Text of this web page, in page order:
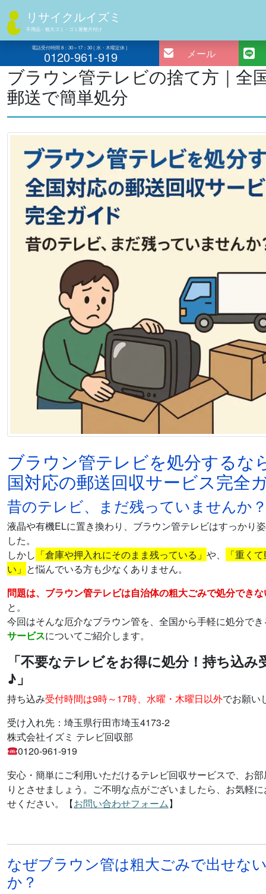
ン
テ
ツ
へ
ス
キ
ッ
プ
リサイクルイズミ
不用品・粗大ゴミ・ゴミ屋敷片付け
電話受付時間 8：30～17：30 ( 水・木曜定休 )
0120-961-919 メール
ブラウン管テレビの捨て方｜全
郵送で簡単処分
ブラウン管テレビを処分するな
国対応の郵送回収サービス完全
昔のテレビ、まだ残っていませんか
液晶や有機ELに置き換わり、ブラウン管テレビはすっかり
した。
しかし 「倉庫や押入れにそのまま残っている」 や、
「重く
い」 と悩んでいる方も少なくありません。
問題は、ブラウン管テレビは自治体の粗大ごみで処分でき
と。
今回はそんな厄介なブラウン管を、全国から手軽に処分でき
サービスについてご紹介します。
「不要なテレビをお得に処分！持ち込み
♪」
持ち込み受付時間は9時～17時、水曜・木曜日以外でお願い
受け入れ先：埼玉県行田市埼玉4173-2
株式会社イズミ テレビ回収部
0120-961-919
安心・簡単にご利用いただけるテレビ回収サービスで、お
りとさせましょう。ご不明な点がございましたら、お気軽
せください。【お問い合わせフォーム】
なぜブラウン管は粗大ごみで出せな
か？